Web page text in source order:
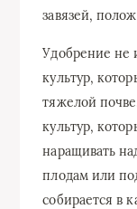
завязей,
Удобрение не
культур,
тяжелой
культур,
наращивать
плодам или
собирается в